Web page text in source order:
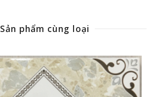
Sản phẩm cùng loại